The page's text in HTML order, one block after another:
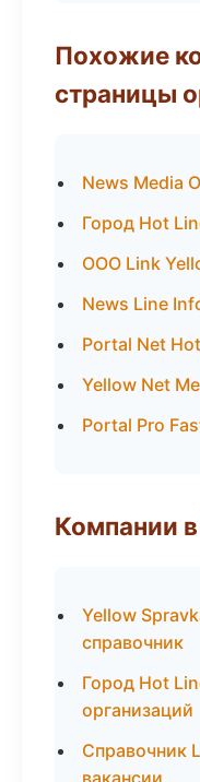
Похожие
страницы
News Media
Город Hot
ООО Link
News Line
Portal Net
Yellow Net
Portal Pro
Компании
Yellow
справочник
Город Hot
организаций
Справочник
вакансии